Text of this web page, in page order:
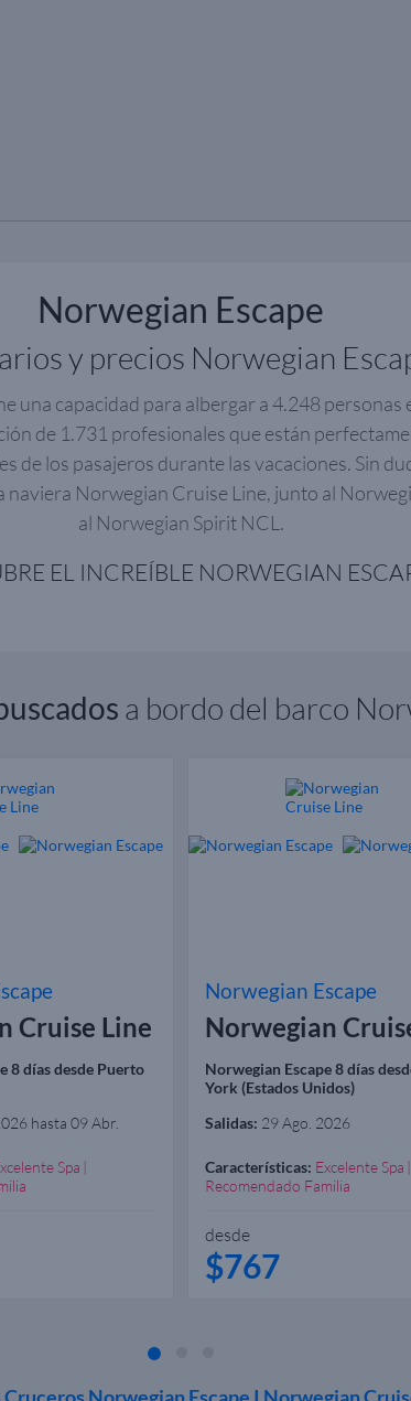
Norwegian Escape
y precios Norwegian
una capacidad para albergar a 4.248 personas
de 1.731 profesionales que están
de los pasajeros durante las vacaciones. Sin
naviera Norwegian Cruise Line, junto al
al Norwegian Spirit NCL.
EL INCREÍBLE NORWEGIAN
a bordo del barco
Cruise Line
8 días desde Puerto
hasta 09 Abr.
Spa
Norwegian Escape
Norwegian
Norwegian Escape 8 días
York (Estados Unidos)
Salidas: 29 Ago. 2026
Características: Excelente Spa
Recomendado Familia
desde
$767
Norwegian Escape I Norwegian